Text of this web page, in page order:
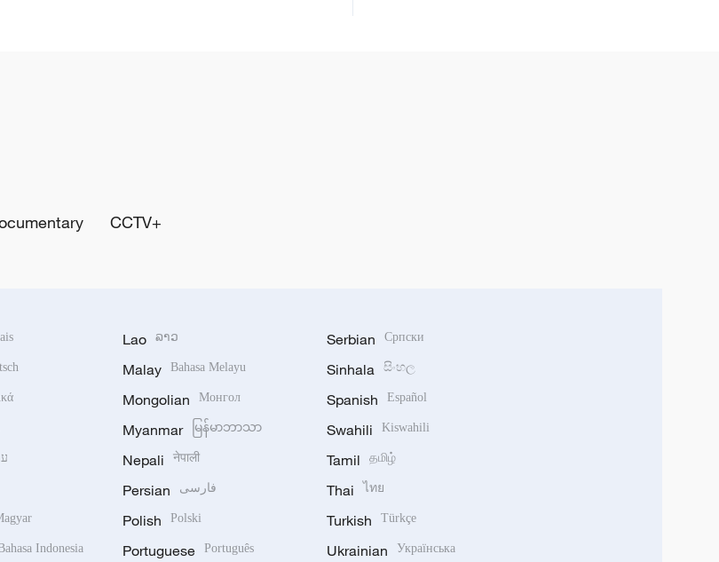
CCTV+
Indonesia
Lao ລາວ
Malay Bahasa Melayu
Mongolian Монгол
Myanmar မြန်မာဘာသာ
Nepali नेपाली
Persian فارسی
Polish Polski
Portuguese Português
Serbian Српски
Sinhala සිංහල
Spanish Español
Swahili Kiswahili
Tamil தமிழ்
Thai ไทย
Turkish Türkçe
Ukrainian Українська